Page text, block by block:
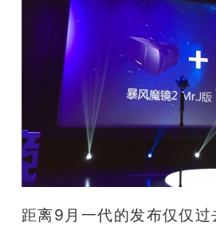
动
距离9月一代的发布仅仅